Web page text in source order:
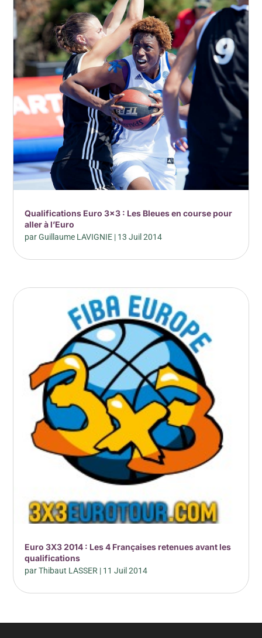
Qualifications Euro 3×3 : Les Bleues en course pour
aller à l’Euro
parGuillaume LAVIGNIE | 13 Juil 2014
Euro 3X3 2014 : Les 4 Françaises retenues avant les
qualifications
parThibaut LASSER | 11 Juil 2014